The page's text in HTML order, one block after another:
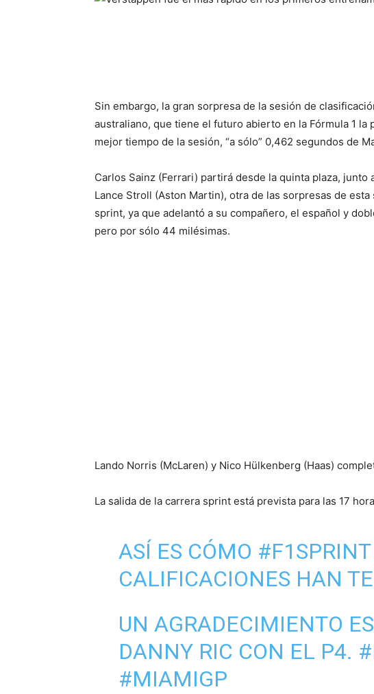
Sin embargo, la gran sorpresa de la sesión de
australiano, que tiene el futuro abierto en la Fórmula 1 la
mejor tiempo de la sesión, “a sólo” 0,462 segundos de
Carlos Sainz (Ferrari) partirá desde la quinta plaza, junto
Lance Stroll (Aston Martin), otra de las sorpresas de
sprint, ya que adelantó a su compañero, el español y
pero por sólo 44 milésimas.
Lando Norris (McLaren) y Nico Hülkenberg (Haas)
La salida de la carrera sprint está prevista para las 17
ASÍ ES CÓMO #F1SPRINT
CALIFICACIONES HAN
UN AGRADECIMIENTO
DANNY RIC CON EL P4.
#MIAMIGP